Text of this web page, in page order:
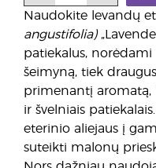
Naudokite levandų
angustifolia)
patiekalus,
šeimyną, tiek
primenantį aromatą,
ir švelniais
eterinio aliejaus į
suteikti malonų